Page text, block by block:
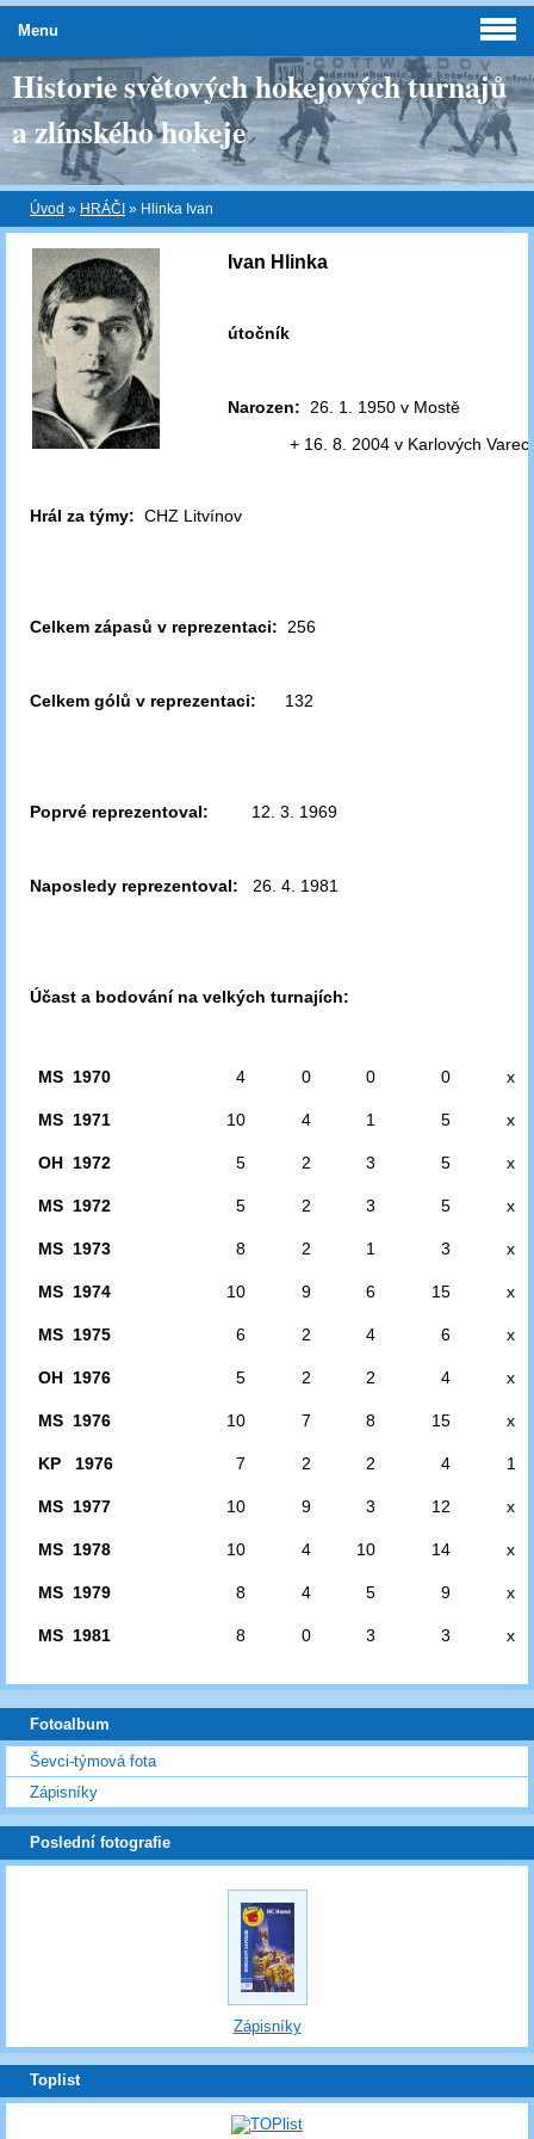
Historie světových hokejových turnajů
a zlínského hokeje
Úvod » HRÁČI » Hlinka Ivan
Ivan Hlinka
útočník
Narozen: 26. 1. 1950 v Mostě
+ 16. 8. 2004 v Karlových
Hrál za týmy: CHZ Litvínov
Celkem zápasů v reprezentaci: 256
Celkem gólů v reprezentaci: 132
Poprvé reprezentoval: 12. 3. 1969
Naposledy reprezentoval: 26. 4. 1981
Účast a bodování na velkých turnajích:
MS 1970 4 0 0 0 x
MS 1971 10 4 1 5 x
OH 1972 5 2 3 5 x
MS 1972 5 2 3 5 x
MS 1973 8 2 1 3 x
MS 1974 10 9 6 15 x
MS 1975 6 2 4 6 x
OH 1976 5 2 2 4 x
MS 1976 10 7 8 15 x
KP 1976 7 2 2 4 1
MS 1977 10 9 3 12 x
MS 1978 10 4 10 14 x
MS 1979 8 4 5 9 x
MS 1981 8 0 3 3 x
Menu
Fotoalbum
Ševci-týmová fota
Zápisníky
Poslední fotografie
Zápisníky
Toplist